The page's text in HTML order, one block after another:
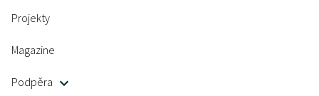
Projekty
Magazine
Podpěra